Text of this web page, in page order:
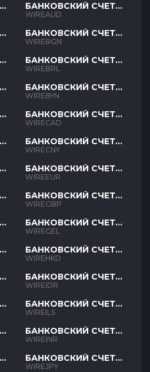
БАНКОВСКИЙ СЧЕТ
AUD
WIREAUD
БАНКОВСКИЙ СЧЕТ
BGN
WIREBGN
БАНКОВСКИЙ СЧЕТ
BRL
WIREBRL
БАНКОВСКИЙ СЧЕТ
BYN
WIREBYN
БАНКОВСКИЙ СЧЕТ
CAD
WIRECAD
БАНКОВСКИЙ СЧЕТ
CNY
WIRECNY
БАНКОВСКИЙ СЧЕТ
EUR
WIREEUR
БАНКОВСКИЙ СЧЕТ
GBP
WIREGBP
БАНКОВСКИЙ СЧЕТ
GEL
WIREGEL
БАНКОВСКИЙ СЧЕТ
HKD
WIREHKD
БАНКОВСКИЙ СЧЕТ
IDR
WIREIDR
БАНКОВСКИЙ СЧЕТ
ILS
WIREILS
БАНКОВСКИЙ СЧЕТ
INR
WIREINR
БАНКОВСКИЙ СЧЕТ
JPY
WIREJPY